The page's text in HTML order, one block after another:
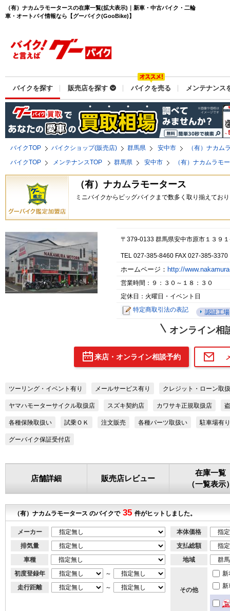
（有）ナカムラモータースの在庫一覧(拡大表示)｜新車・中古バイク・二輪
車・オートバイ情報なら【グーバイク(GooBike)】
バイクを探す 販売店を探す バイクを売る メンテナンス
バイクTOP バイクショップ(販売店) 群馬県 安中市
（有）ナカム
バイクTOP
メンテナンスTOP 群馬県 安中市 （有）ナカムラモ
（有）ナカムラモータース
ミニバイクからビッグバイクまで数多く取り揃えてお
〒379-0133 群馬県安中市原市１３９
TEL 027-385-8460 FAX 027-385-3370
ホームページ： http://
営業時間：９：３０～１８：３０
定休日：火曜日・イベント日
特定商取引法の表記
認証工
オンライン相
来店・オンライン相談予約
ツーリング・イベント有り メールサービス有り クレジット・ローン取
ヤマハモーターサイクル取扱店 スズキ契約店 カワサキ正規取扱店
各種保険取扱い 試乗ＯＫ 注文販売 各種パーツ取扱い 駐車場有り
グーバイク保証受付店
店舗詳細 販売店レビュー
在庫一覧
（一覧表示
（有）ナカムラモータース のバイクで 35 件がヒットしました。
メーカー
排気量
車種
初度登録年
～
走行距離
～
本体価格
支払総額
地域
その他
新
新